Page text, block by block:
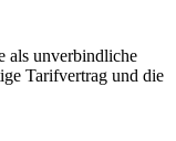
als unverbindliche
Tarifvertrag und die